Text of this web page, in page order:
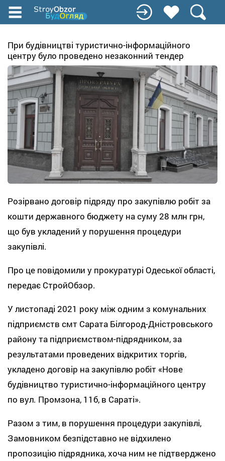
Перейти
содержанию
При будівництві туристично-інформаційного
центру було проведено незаконний тендер
Розірвано договір підряду про закупівлю робіт за
кошти державного бюджету на суму 28 млн грн,
що був укладений у порушення процедури
закупівлі.
Про це повідомили у прокуратурі Одеської області,
передає СтройОбзор.
У листопаді 2021 року між одним з комунальних
підприємств смт Сарата Білгород-Дністровського
району та підприємством-підрядником, за
результатами проведених відкритих торгів,
укладено договір на закупівлю робіт «Нове
будівництво туристично-інформаційного центру
по вул. Промзона, 11б, в Сараті».
Разом з тим, в порушення процедури закупівлі,
Замовником безпідставно не відхилено
пропозицію підрядника, хоча ним не підтверджено